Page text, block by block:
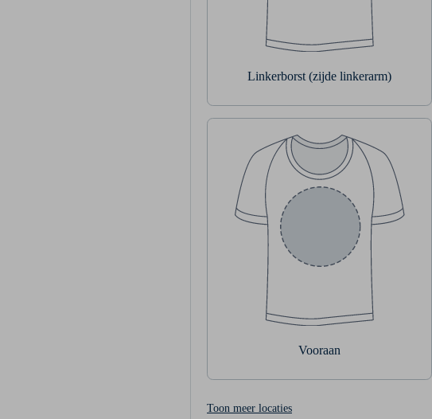
Linkerborst (zijde linkerarm)
Vooraan
Toon meer locaties